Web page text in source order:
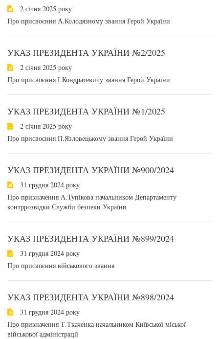
2 січня 2025 року
Про присвоєння А.Колодязному звання Герой України
УКАЗ ПРЕЗИДЕНТА УКРАЇНИ №2/2025
2 січня 2025 року
Про присвоєння І.Кондратевичу звання Герой України
УКАЗ ПРЕЗИДЕНТА УКРАЇНИ №1/2025
2 січня 2025 року
Про присвоєння П.Язловецькому звання Герой України
УКАЗ ПРЕЗИДЕНТА УКРАЇНИ №900/2024
31 грудня 2024 року
Про призначення А.Тупікова начальником Департаменту
контррозвідки Служби безпеки України
УКАЗ ПРЕЗИДЕНТА УКРАЇНИ №899/2024
31 грудня 2024 року
Про присвоєння військового звання
УКАЗ ПРЕЗИДЕНТА УКРАЇНИ №898/2024
31 грудня 2024 року
Про призначення Т.Ткаченка начальником Київської міської
військової адміністрації